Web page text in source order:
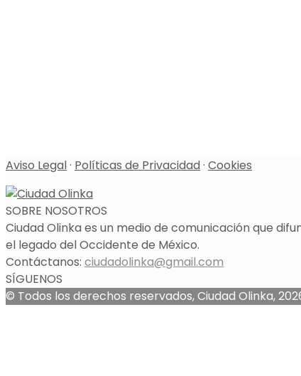
Aviso Legal· Políticas de Privacidad· Cookies
SOBRE NOSOTROS
Ciudad Olinka es un medio de comunicación que
el legado del Occidente de México.
Contáctanos: ciudadolinka@gmail.com
SÍGUENOS
© Todos los derechos reservados, Ciudad Olinka,